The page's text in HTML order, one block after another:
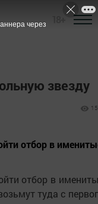
звезду
отбор в
отбор в
туда с
через